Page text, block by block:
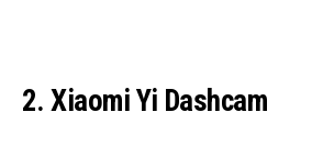
2. Xiaomi Yi Dashcam